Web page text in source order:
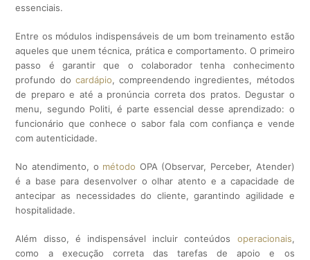
essenciais.
Entre os módulos indispensáveis de um bom treinamento estão
aqueles que unem técnica, prática e comportamento. O primeiro
passo é garantir que o colaborador tenha conhecimento
profundo do cardápio, compreendendo ingredientes, métodos
de preparo e até a pronúncia correta dos pratos. Degustar o
menu, segundo Politi, é parte essencial desse aprendizado: o
funcionário que conhece o sabor fala com confiança e vende
com autenticidade.
No atendimento, o método OPA (Observar, Perceber, Atender)
é a base para desenvolver o olhar atento e a capacidade de
antecipar as necessidades do cliente, garantindo agilidade e
hospitalidade.
Além disso, é indispensável incluir conteúdos operacionais,
como a execução correta das tarefas de apoio e os